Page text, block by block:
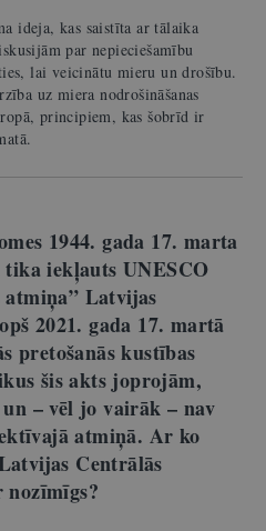
ideja, kas saistīta ar tālaika
par nepieciešamību
lai veicinātu mieru un drošību.
uz miera nodrošināšanas
principiem, kas šobrīd ir
1944. gada 17. marta
tika iekļauts UNESCO
atmiņa” Latvijas
2021. gada 17. martā
pretošanās kustības
šis akts joprojām,
– vēl jo vairāk – nav
atmiņā. Ar ko
Centrālās
nozīmīgs?